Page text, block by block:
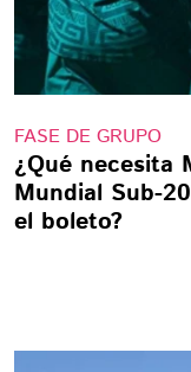
FASE DE GRUPO
¿Qué necesita
Mundial Sub-
el boleto?